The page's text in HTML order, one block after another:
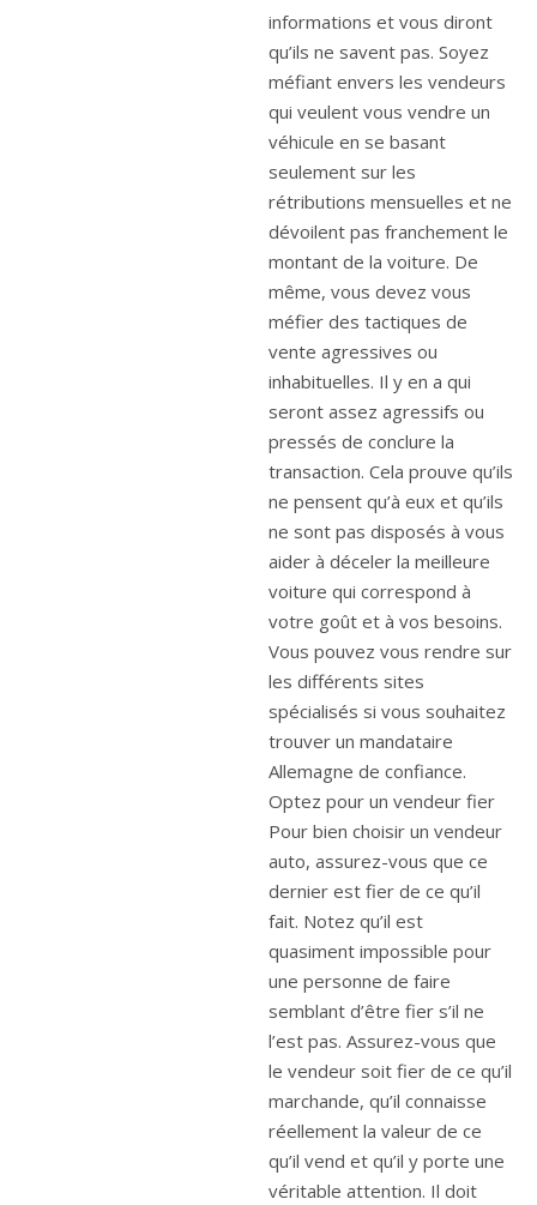
informations et vous diront
qu’ils ne savent pas. Soyez
méfiant envers les vendeurs
qui veulent vous vendre un
véhicule en se basant
seulement sur les
rétributions mensuelles et ne
dévoilent pas franchement le
montant de la voiture. De
même, vous devez vous
méfier des tactiques de
vente agressives ou
inhabituelles. Il y en a qui
seront assez agressifs ou
pressés de conclure la
transaction. Cela prouve qu’ils
ne pensent qu’à eux et qu’ils
ne sont pas disposés à vous
aider à déceler la meilleure
voiture qui correspond à
votre goût et à vos besoins.
Vous pouvez vous rendre sur
les différents sites
spécialisés si vous souhaitez
trouver un mandataire
Allemagne de confiance.
Optez pour un vendeur fier
Pour bien choisir un vendeur
auto, assurez-vous que ce
dernier est fier de ce qu’il
fait. Notez qu’il est
quasiment impossible pour
une personne de faire
semblant d’être fier s’il ne
l’est pas. Assurez-vous que
le vendeur soit fier de ce qu’il
marchande, qu’il connaisse
réellement la valeur de ce
qu’il vend et qu’il y porte une
véritable attention. Il doit